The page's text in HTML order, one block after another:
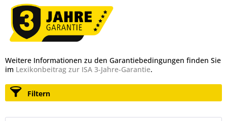
Weitere Informationen zu den Garantiebedingungen finden Sie
im Lexikonbeitrag zur ISA 3-Jahre-Garantie.
Filtern